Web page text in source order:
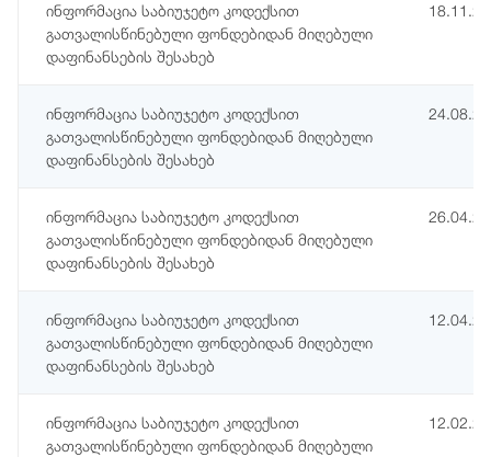
ინფორმაცია საბიუჯეტო კოდექსით
გათვალისწინებული ფონდებიდან მიღებული
დაფინანსების შესახებ
ინფორმაცია საბიუჯეტო კოდექსით
გათვალისწინებული ფონდებიდან მიღებული
დაფინანსების შესახებ
ინფორმაცია საბიუჯეტო კოდექსით
გათვალისწინებული ფონდებიდან მიღებული
დაფინანსების შესახებ
ინფორმაცია საბიუჯეტო კოდექსით
გათვალისწინებული ფონდებიდან მიღებული
დაფინანსების შესახებ
ინფორმაცია საბიუჯეტო კოდექსით
გათვალისწინებული ფონდებიდან მიღებული